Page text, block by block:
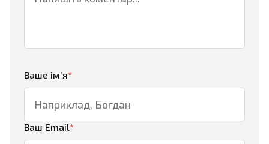
Ваше ім’я*
Ваш Email*